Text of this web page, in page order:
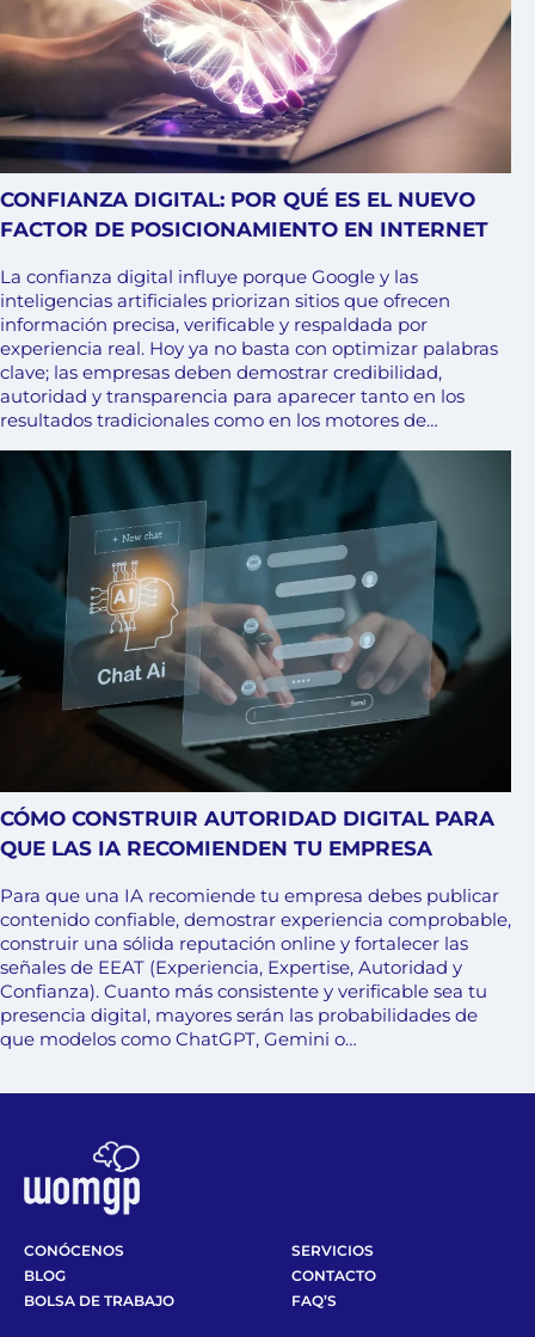
CONFIANZA DIGITAL: POR QUÉ ES EL NUEVO
FACTOR DE POSICIONAMIENTO EN INTERNET
La confianza digital influye porque Google y las
inteligencias artificiales priorizan sitios que ofrecen
información precisa, verificable y respaldada por
experiencia real. Hoy ya no basta con optimizar palabras
clave; las empresas deben demostrar credibilidad,
autoridad y transparencia para aparecer tanto en los
resultados tradicionales como en los motores de…
CÓMO CONSTRUIR AUTORIDAD DIGITAL PARA
QUE LAS IA RECOMIENDEN TU EMPRESA
Para que una IA recomiende tu empresa debes publicar
contenido confiable, demostrar experiencia comprobable,
construir una sólida reputación online y fortalecer las
señales de EEAT (Experiencia, Expertise, Autoridad y
Confianza). Cuanto más consistente y verificable sea tu
presencia digital, mayores serán las probabilidades de
que modelos como ChatGPT, Gemini o…
CONÓCENOS
SERVICIOS
BLOG
CONTACTO
BOLSA DE TRABAJO
FAQ’S